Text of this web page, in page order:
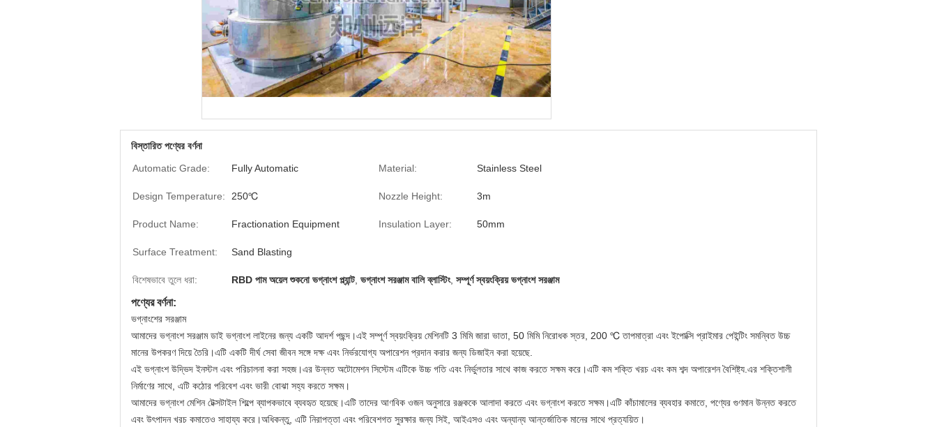
বিস্তারিত পণ্যের বর্ণনা
Automatic Grade:
Fully Automatic Material: Stainless Steel
Design Temperature: 250℃ Nozzle Height: 3m
Product Name: Fractionation Equipment Insulation Layer: 50mm
Surface Treatment: Sand Blasting
বিশেষভাবে তুলে ধরা: RBD পাম অয়েল শুকনো ভগ্নাংশ প্ল্যান্ট, ভগ্নাংশ সরঞ্জাম বালি ব্লাস্টিং, সম্পূর্ণ স্বয়ংক্রিয় ভগ্নাংশ সরঞ্জাম
পণ্যের বর্ণনা:
ভগ্নাংশের সরঞ্জাম
আমাদের ভগ্নাংশ সরঞ্জাম ডাই ভগ্নাংশ লাইনের জন্য একটি আদর্শ পছন্দ।এই সম্পূর্ণ স্বয়ংক্রিয় মেশিনটি 3 মিমি জারা ভাতা, 50 মিমি নিরোধক স্তর, 200 ℃ তাপমাত্রা এবং ইপোক্সি প্রাইমার পেইন্টিং সমন্বিত উচ্চ
মানের উপকরণ দিয়ে তৈরি।এটি একটি দীর্ঘ সেবা জীবন সঙ্গে দক্ষ এবং নির্ভরযোগ্য অপারেশন প্রদান করার জন্য ডিজাইন করা হয়েছে.
এই ভগ্নাংশ উদ্ভিদ ইনস্টল এবং পরিচালনা করা সহজ।এর উন্নত অটোমেশন সিস্টেম এটিকে উচ্চ গতি এবং নির্ভুলতার সাথে কাজ করতে সক্ষম করে।এটি কম শক্তি খরচ এবং কম শব্দ অপারেশন বৈশিষ্ট্য.এর শক্তিশালী
নির্মাণের সাথে, এটি কঠোর পরিবেশ এবং ভারী বোঝা সহ্য করতে সক্ষম।
আমাদের ভগ্নাংশ মেশিন টেক্সটাইল শিল্পে ব্যাপকভাবে ব্যবহৃত হয়েছে।এটি তাদের আণবিক ওজন অনুসারে রঞ্জককে আলাদা করতে এবং ভগ্নাংশ করতে সক্ষম।এটি কাঁচামালের ব্যবহার কমাতে, পণ্যের গুণমান উন্নত করতে
এবং উৎপাদন খরচ কমাতেও সাহায্য করে।অধিকন্তু, এটি নিরাপত্তা এবং পরিবেশগত সুরক্ষার জন্য সিই, আইএসও এবং অন্যান্য আন্তর্জাতিক মানের সাথে প্রত্যয়িত।